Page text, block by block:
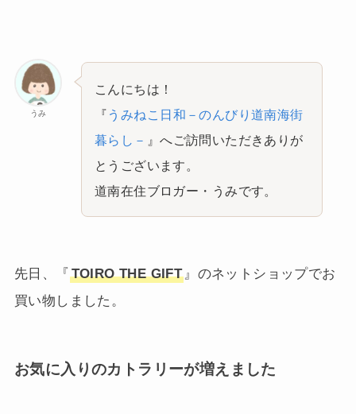
うみ
こんにちは！
『 うみねこ日和－のんびり道南海街
暮らし－ 』へご訪問いただきありが
とうございます。
道南在住ブロガー・うみです。
先日、『 TOIRO THE GIFT 』のネットショップでお
買い物しました。
お気に入りのカトラリーが増えました